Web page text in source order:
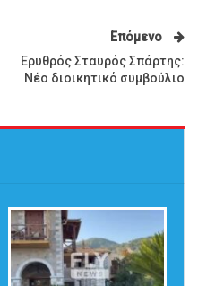
Επόμενο
Ερυθρός Σταυρός Σπάρτης:
Νέο διοικητικό συμβούλιο